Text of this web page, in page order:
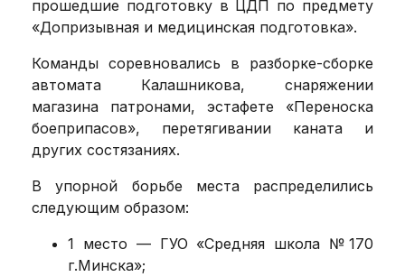
прошедшие подготовку в ЦДП по предмету
«Допризывная и медицинская подготовка».
Команды соревновались в разборке-сборке
автомата Калашникова, снаряжении
магазина патронами, эстафете «Переноска
боеприпасов», перетягивании каната и
других состязаниях.
В упорной борьбе места распределились
следующим образом:
1 место — ГУО «Средняя школа №170
г.Минска»;